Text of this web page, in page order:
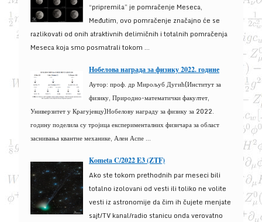
“pripremila” je pomračenje Meseca,
Međutim, ovo pomračenje značajno će se
razlikovati od onih atraktivnih delimičnih i totalnih pomračenja
Meseca koja smo posmatrali tokom ...
Нобелова награда за физику 2022. године
Аутор: проф. др Мирољуб Дугић(Институт за
физику, Природно-математички факултет,
Универзитет у Крагујевцу)Нобелову награду за физику за 2022.
годину поделила су тројица експерименталних физичара за област
заснивања квантне механике, Ален Аспе ...
Kometa C/2022 E3 (ZTF)
Ako ste tokom prethodnih par meseci bili
totalno izolovani od vesti ili toliko ne volite
vesti iz astronomije da čim ih čujete menjate
sajt/TV kanal/radio stanicu onda verovatno